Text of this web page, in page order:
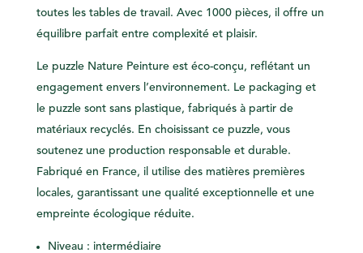
toutes les tables de travail. Avec 1000 pièces, il offre un
équilibre parfait entre complexité et plaisir.
Le puzzle Nature Peinture est éco-conçu, reflétant un
engagement envers l’environnement. Le packaging et
le puzzle sont sans plastique, fabriqués à partir de
matériaux recyclés. En choisissant ce puzzle, vous
soutenez une production responsable et durable.
Fabriqué en France, il utilise des matières premières
locales, garantissant une qualité exceptionnelle et une
empreinte écologique réduite.
Niveau : intermédiaire